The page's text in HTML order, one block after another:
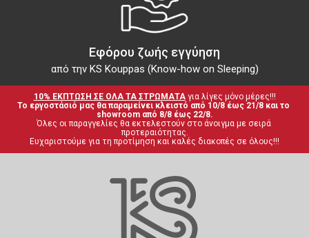
Εφόρου ζωής εγγύηση
από την KS Kouppas (Know-how on Sleeping)
10% ΕΚΠΤΩΣΗ ΣΕ ΟΛΑ ΤΑ ΣΤΡΩΜΑΤΑ για λίγες μόνο μέρες!!!
Το εργοστάσιό μας θα παραμείνει κλειστό από 10/8 έως 21/8 και το
showroom από 8/8 έως 22/8.
Όλες οι παραγγελίες θα εκτελεστούν στο άνοιγμα με σειρά
προτεραιότητας.
Ευχαριστούμε για τη προτίμηση και καλές διακοπές σε όλους!!!